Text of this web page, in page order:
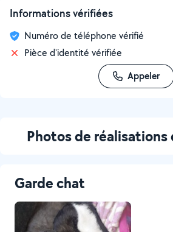
Informations vérifiées
Numéro de téléphone vérifié
Pièce d'identité vérifiée
Appeler
Photos de réalisations
Garde chat